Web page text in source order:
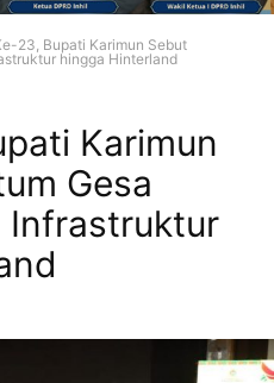
23, Bupati Karimun Sebut
hingga Hinterland
Karimun
Gesa
Infrastruktur